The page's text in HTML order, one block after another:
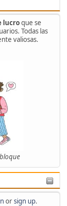
lucroque se
Todas las
valiosas.
orsign up.